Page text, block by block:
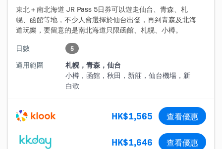
東北＋南北海道 JR Pass 5日券可以遊走仙台、青森、札
幌、函館等地，不少人會選擇於仙台出發，再到青森及北海
道玩樂，要留意的是南北海道只限函館、札幌、小樽。
日數
5
適用範圍
札幌，青森，仙台
小樽，函館，秋田，新莊，仙台機場，新
白歌
HK$1,565 查看優惠
HK$1,646 查看優惠